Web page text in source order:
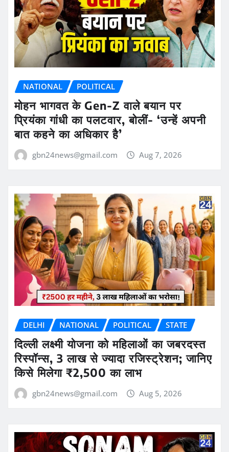
NATIONAL POLITICAL
मोहन भागवत के Gen-Z वाले बयान पर
प्रियंका गांधी का पलटवार, बोलीं- ‘उन्हें अपनी
बात कहने का अधिकार है’
gbn24news@gmail.com Aug 7, 2026
DELHI NATIONAL POLITICAL STATE
दिल्ली लक्ष्मी योजना को महिलाओं का जबरदस्त
रिस्पॉन्स, 3 लाख से ज्यादा रजिस्ट्रेशन; जानिए
किसे मिलेगा ₹2,500 का लाभ
gbn24news@gmail.com Aug 5, 2026